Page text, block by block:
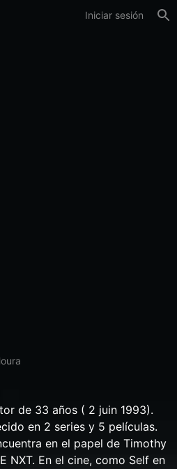
Iniciar sesión
de 33 años ( 2 juin 1993).
en 2 series y 5 películas.
en el papel de Timothy
NXT. En el cine, como Self en